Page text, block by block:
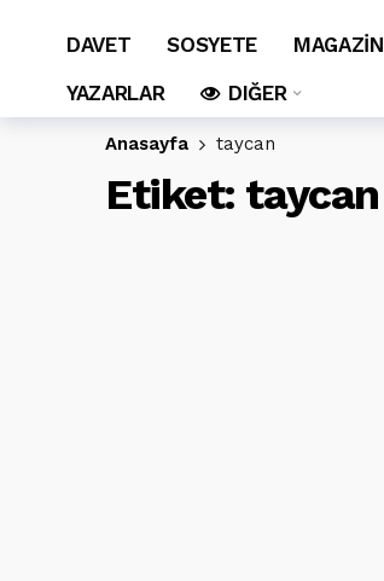
DAVET SOSYETE MAGAZİN
YAZARLAR
DIĞER
Anasayfa taycan
Etiket: taycan